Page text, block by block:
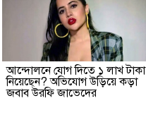
আন্দোলনে যোগ দিতে ১ লাখ টাকা
নিয়েছেন? অভিযোগ উড়িয়ে কড়া
জবাব উরফি জাভেদের